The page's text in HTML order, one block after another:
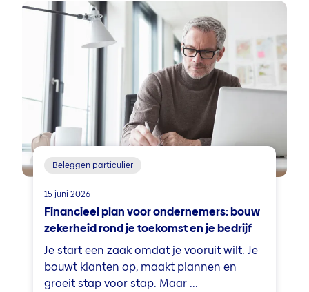
Beleggen particulier
15 juni 2026
Financieel plan voor ondernemers: bouw
zekerheid rond je toekomst en je bedrijf
Je start een zaak omdat je vooruit wilt. Je
bouwt klanten op, maakt plannen en
groeit stap voor stap. Maar ...